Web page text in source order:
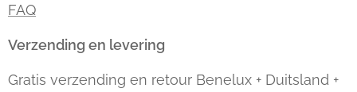
FAQ
Verzending en levering
Gratis verzending en retour Benelux + Duitsland +